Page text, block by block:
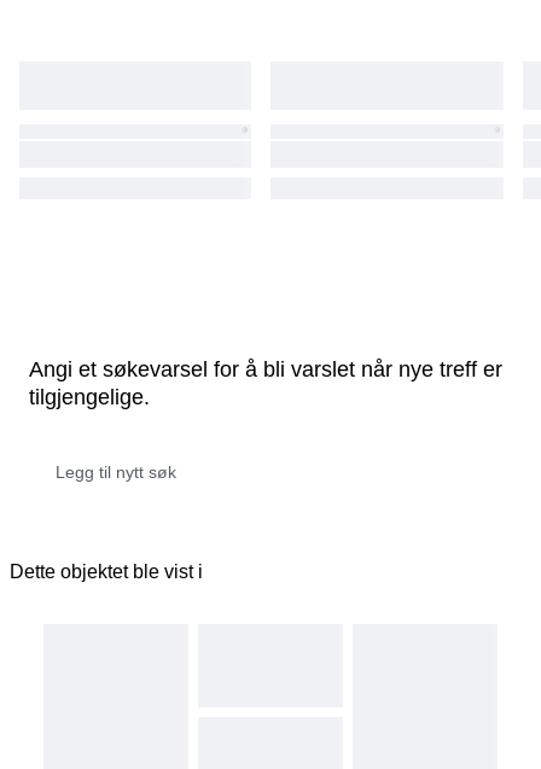
Angi et søkevarsel for å bli varslet når nye treff er
tilgjengelige.
Dette objektet ble vist i